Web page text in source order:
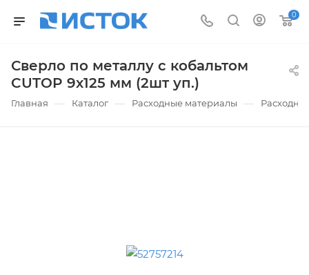
0
Сверло по металлу с кобальтом
CUTOP 9х125 мм (2шт уп.)
Главная — Каталог — Расходные материалы —